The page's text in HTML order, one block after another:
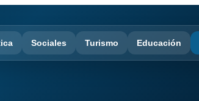
Sociales Turismo Educación